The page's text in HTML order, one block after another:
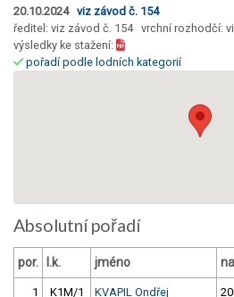
20.10.2024 viz závod č. 154
ředitel: viz závod č. 154 vrchní rozhodčí:
výsledky ke stažení:
pořadí podle lodních kategorií
Absolutní pořadí
por. l.k. jméno
1 K1M/1 KVAPIL Ondřej